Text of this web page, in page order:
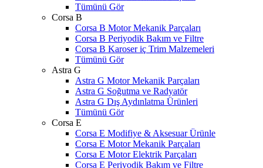
Tümünü Gör
Corsa B
Corsa B Motor Mekanik Parçaları
Corsa B Periyodik Bakım ve Filtre
Corsa B Karoser iç Trim Malzemeleri
Tümünü Gör
Astra G
Astra G Motor Mekanik Parçaları
Astra G Soğutma ve Radyatör
Astra G Dış Aydınlatma Ürünleri
Tümünü Gör
Corsa E
Corsa E Modifiye & Aksesuar Ürünle
Corsa E Motor Mekanik Parçaları
Corsa E Motor Elektrik Parçaları
Corsa E Periyodik Bakım ve Filtre